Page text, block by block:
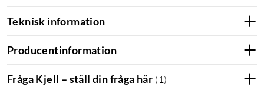
Teknisk information
Producentinformation
Fråga Kjell – ställ din fråga här ( 1 )